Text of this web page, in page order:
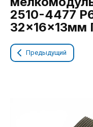
2510-4477
32x16x13мм
Предыдущий